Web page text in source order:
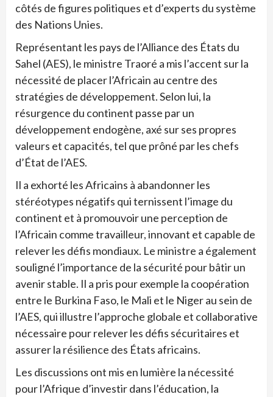
côtés de figures politiques et d’experts du système
des Nations Unies.
Représentant les pays de l’Alliance des États du
Sahel (AES), le ministre Traoré a mis l’accent sur la
nécessité de placer l’Africain au centre des
stratégies de développement. Selon lui, la
résurgence du continent passe par un
développement endogène, axé sur ses propres
valeurs et capacités, tel que prôné par les chefs
d’État de l’AES.
Il a exhorté les Africains à abandonner les
stéréotypes négatifs qui ternissent l’image du
continent et à promouvoir une perception de
l’Africain comme travailleur, innovant et capable de
relever les défis mondiaux. Le ministre a également
souligné l’importance de la sécurité pour bâtir un
avenir stable. Il a pris pour exemple la coopération
entre le Burkina Faso, le Mali et le Niger au sein de
l’AES, qui illustre l’approche globale et collaborative
nécessaire pour relever les défis sécuritaires et
assurer la résilience des États africains.
Les discussions ont mis en lumière la nécessité
pour l’Afrique d’investir dans l’éducation, la